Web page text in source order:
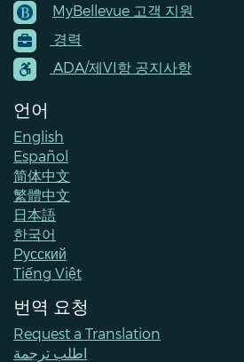
Footer
Menu
Contacts
MyBellevue 고객 지원
경력
ADA/제VI항 공지사항
언어
English
Español
简体中文
繁體中文
日本語
한국어
Pусский
Tiếng Việt
번역 요청
Request a Translation
اطلب ترجمة